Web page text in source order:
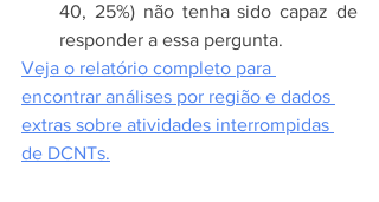
40, 25%) não tenha sido capaz de
responder a essa pergunta.
Veja o relatório completo para
encontrar análises por região e dados
extras sobre atividades interrompidas
de DCNTs.